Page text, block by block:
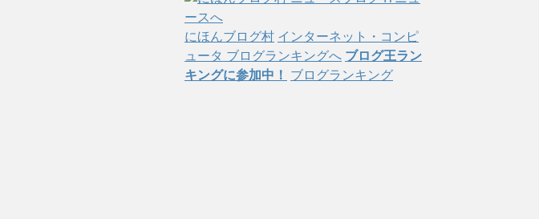
にほんブログ村 インターネット・コンピ
ュータ ブログランキングへ ブログ王ラン
キングに参加中！
ブログランキング